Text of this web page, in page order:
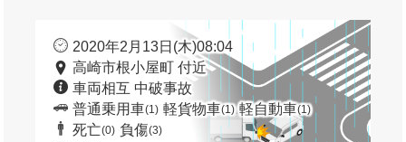
2020年2月13日(木)08:04
高崎市根小屋町 付近
車両相互 中破事故
普通乗用車(1) 軽貨物車(1) 軽自動車(1)
死亡(0) 負傷(3)